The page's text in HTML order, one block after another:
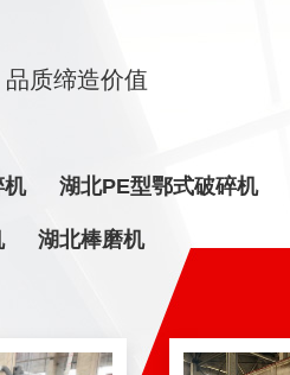
质缔造价值
机 湖北PE型鄂式破碎机
湖北棒磨机